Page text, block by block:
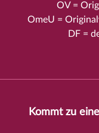
OV =
OmeU =
DF =
Kommt zu